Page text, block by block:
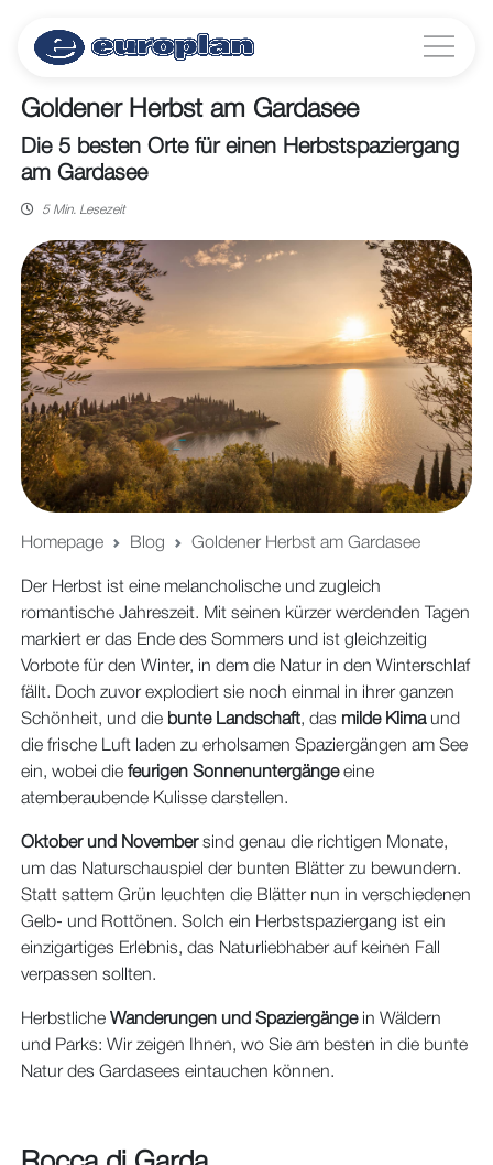
Goldener Herbst am Gardasee
Die 5 besten Orte für einen Herbstspaziergang
am Gardasee
5 Min. Lesezeit
Homepage Blog Goldener Herbst am Gardasee
Der Herbst ist eine melancholische und zugleich
romantische Jahreszeit. Mit seinen kürzer werdenden Tagen
markiert er das Ende des Sommers und ist gleichzeitig
Vorbote für den Winter, in dem die Natur in den Winterschlaf
fällt. Doch zuvor explodiert sie noch einmal in ihrer ganzen
Schönheit, und die bunte Landschaft, das milde Klimaund
die frische Luft laden zu erholsamen Spaziergängen am See
ein, wobei die feurigen Sonnenuntergängeeine
atemberaubende Kulisse darstellen.
Oktober und Novembersind genau die richtigen Monate,
um das Naturschauspiel der bunten Blätter zu bewundern.
Statt sattem Grün leuchten die Blätter nun in verschiedenen
Gelb- und Rottönen. Solch ein Herbstspaziergang ist ein
einzigartiges Erlebnis, das Naturliebhaber auf keinen Fall
verpassen sollten.
Herbstliche Wanderungen und Spaziergängein Wäldern
und Parks: Wir zeigen Ihnen, wo Sie am besten in die bunte
Natur des Gardasees eintauchen können.